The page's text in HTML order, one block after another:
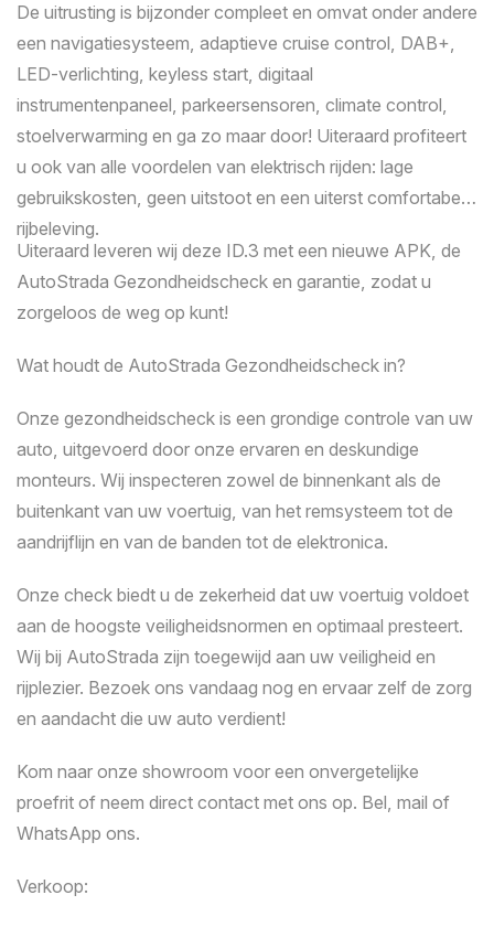
De uitrusting is bijzonder compleet en omvat onder andere
een navigatiesysteem, adaptieve cruise control, DAB+,
LED-verlichting, keyless start, digitaal
instrumentenpaneel, parkeersensoren, climate control,
stoelverwarming en ga zo maar door! Uiteraard profiteert
u ook van alle voordelen van elektrisch rijden: lage
gebruikskosten, geen uitstoot en een uiterst comfortabele
rijbeleving.
Uiteraard leveren wij deze ID.3 met een nieuwe APK, de
AutoStrada Gezondheidscheck en garantie, zodat u
zorgeloos de weg op kunt!
Wat houdt de AutoStrada Gezondheidscheck in?
Onze gezondheidscheck is een grondige controle van uw
auto, uitgevoerd door onze ervaren en deskundige
monteurs. Wij inspecteren zowel de binnenkant als de
buitenkant van uw voertuig, van het remsysteem tot de
aandrijflijn en van de banden tot de elektronica.
Onze check biedt u de zekerheid dat uw voertuig voldoet
aan de hoogste veiligheidsnormen en optimaal presteert.
Wij bij AutoStrada zijn toegewijd aan uw veiligheid en
rijplezier. Bezoek ons vandaag nog en ervaar zelf de zorg
en aandacht die uw auto verdient!
Kom naar onze showroom voor een onvergetelijke
proefrit of neem direct contact met ons op. Bel, mail of
WhatsApp ons.
Verkoop: